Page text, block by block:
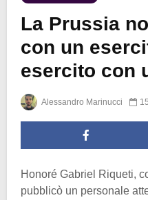
La Prussia
con un
esercito con
Alessandro Marinucci
Honoré Gabriel Riqueti,
pubblicò un personale